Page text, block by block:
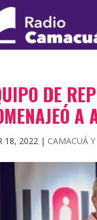
DE
A
18, 2022 | CAMACUÁ